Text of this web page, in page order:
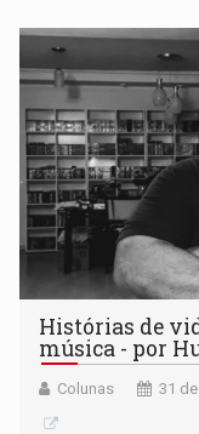
Histórias de
música - por
Colunas 31